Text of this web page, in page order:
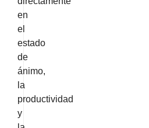
en
el
estado
de
ánimo,
la
productividad
y